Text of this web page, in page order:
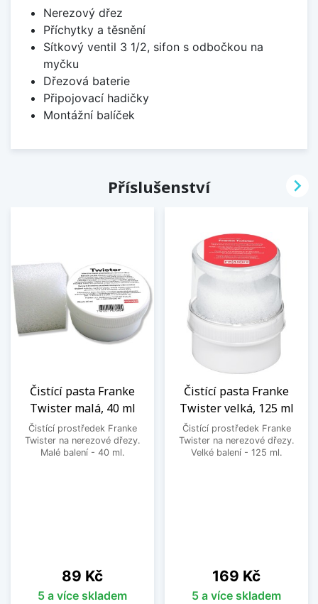
Nerezový dřez
Příchytky a těsnění
Sítkový ventil 3 1/2, sifon s odbočkou na
myčku
Dřezová baterie
Připojovací hadičky
Montážní balíček
Příslušenství
Čistící pasta Franke
Twister malá, 40 ml
Čistící prostředek Franke
Twister na nerezové dřezy.
Malé balení - 40 ml.
Cena
89 Kč
5 a více skladem
Čistící pasta Franke
Twister velká, 125 ml
Čistící prostředek Franke
Twister na nerezové dřezy.
Velké balení - 125 ml.
Cena
169 Kč
5 a více skladem
